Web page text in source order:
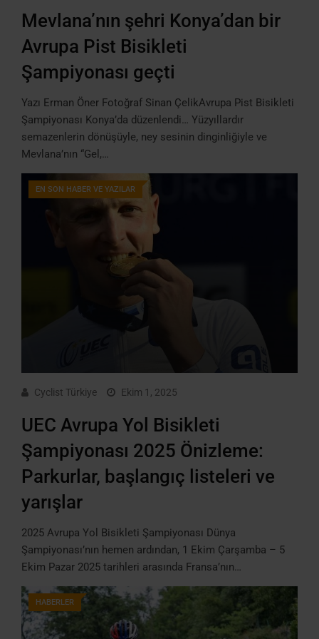
Mevlana’nın şehri Konya’dan bir
Avrupa Pist Bisikleti
Şampiyonası geçti
Yazı Erman Öner Fotoğraf Sinan ÇelikAvrupa Pist Bisikleti
Şampiyonası Konya’da düzenlendi… Yüzyıllardır
semazenlerin dönüşüyle, ney sesinin dinginliğiyle ve
Mevlana’nın “Gel,…
EN SON HABER VE YAZILAR
Cyclist Türkiye Ekim 1, 2025
UEC Avrupa Yol Bisikleti
Şampiyonası 2025 Önizleme:
Parkurlar, başlangıç listeleri ve
yarışlar
2025 Avrupa Yol Bisikleti Şampiyonası Dünya
Şampiyonası’nın hemen ardından, 1 Ekim Çarşamba – 5
Ekim Pazar 2025 tarihleri arasında Fransa’nın…
HABERLER